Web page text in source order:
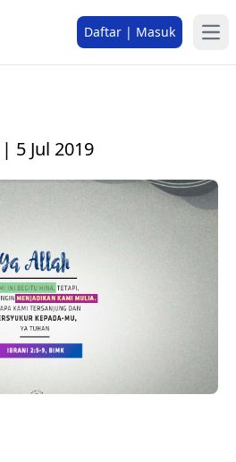
Daftar | Masuk
5 Jul 2019